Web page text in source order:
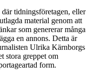
där tidningsföretagen, eller
material genom att
som genererar många
en annons. Detta är
Ulrika Kärnborgs
stora greppet om
form.